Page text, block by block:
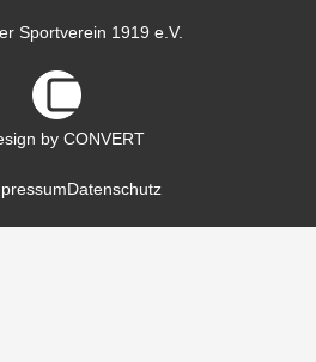
Sportverein 1919 e.V.
by CONVERT
Datenschutz